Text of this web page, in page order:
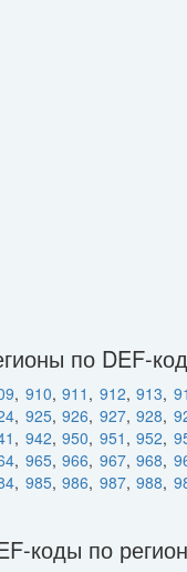
по DEF-
, 910, 911 , 912, 913,
, 925, 926, 927, 928,
, 942, 950, 951 , 952,
, 965, 966, 967, 968,
, 985, 986, 987, 988,
коды по